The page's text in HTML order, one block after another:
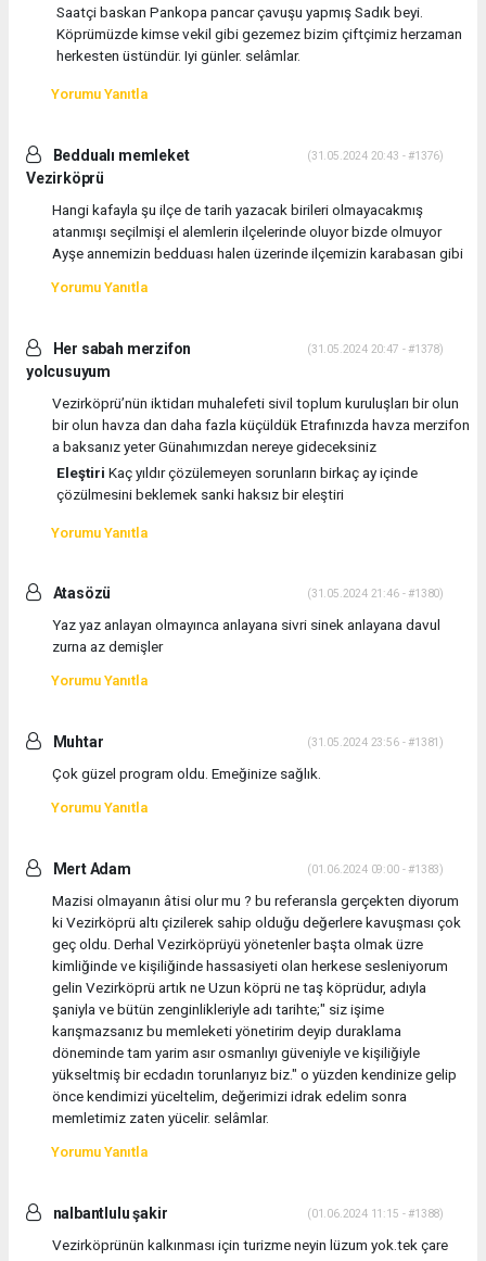
Saatçi baskan Pankopa pancar çavuşu yapmış Sadık beyi.
Köprümüzde kimse vekil gibi gezemez bizim çiftçimiz herzaman
herkesten üstündür. Iyi günler. selâmlar.
Yorumu Yanıtla
Beddualı memleket
Vezirköprü
(31.05.2024 20:43 - #1376)
Hangi kafayla şu ilçe de tarih yazacak birileri olmayacakmış
atanmışı seçilmişi el alemlerin ilçelerinde oluyor bizde olmuyor
Ayşe annemizin bedduası halen üzerinde ilçemizin karabasan gibi
Yorumu Yanıtla
Her sabah merzifon
yolcusuyum
(31.05.2024 20:47 - #1378)
Vezirköprü’nün iktidarı muhalefeti sivil toplum kuruluşları bir olun
bir olun havza dan daha fazla küçüldük Etrafınızda havza merzifon
a baksanız yeter Günahımızdan nereye gideceksiniz
Eleştiri Kaç yıldır çözülemeyen sorunların birkaç ay içinde
çözülmesini beklemek sanki haksız bir eleştiri
Yorumu Yanıtla
Atasözü (31.05.2024 21:46 - #1380)
Yaz yaz anlayan olmayınca anlayana sivri sinek anlayana davul
zurna az demişler
Yorumu Yanıtla
Muhtar (31.05.2024 23:56 - #1381)
Çok güzel program oldu. Emeğinize sağlık.
Yorumu Yanıtla
Mert Adam (01.06.2024 09:00 - #1383)
Mazisi olmayanın âtisi olur mu ? bu referansla gerçekten diyorum
ki Vezirköprü altı çizilerek sahip olduğu değerlere kavuşması çok
geç oldu. Derhal Vezirköprüyü yönetenler başta olmak üzre
kimliğinde ve kişiliğinde hassasiyeti olan herkese sesleniyorum
gelin Vezirköprü artık ne Uzun köprü ne taş köprüdur, adıyla
şaniyla ve bütün zenginlikleriyle adı tarihte;" siz işime
karışmazsanız bu memleketi yönetirim deyip duraklama
döneminde tam yarim asır osmanlıyı güveniyle ve kişiliğiyle
yükseltmiş bir ecdadın torunlarıyız biz." o yüzden kendinize gelip
önce kendimizi yüceltelim, değerimizi idrak edelim sonra
memletimiz zaten yücelir. selâmlar.
Yorumu Yanıtla
nalbantlulu şakir (01.06.2024 11:15 - #1388)
Vezirköprünün kalkınması için turizme neyin lüzum yok.tek çare